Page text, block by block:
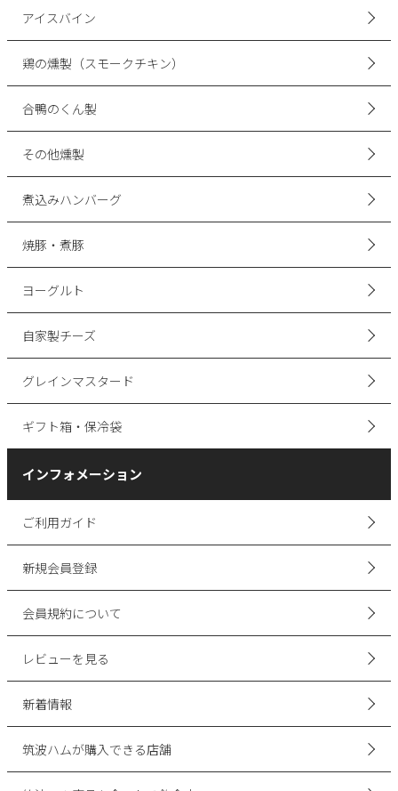
アイスバイン
鶏の燻製（スモークチキン）
合鴨のくん製
その他燻製
煮込みハンバーグ
焼豚・煮豚
ヨーグルト
自家製チーズ
グレインマスタード
ギフト箱・保冷袋
インフォメーション
ご利用ガイド
新規会員登録
会員規約について
レビューを見る
新着情報
筑波ハムが購入できる店舗